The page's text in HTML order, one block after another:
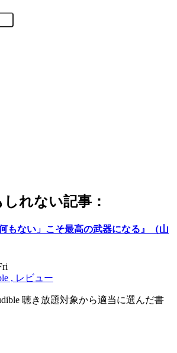
れない記事：
もない」こそ最高の武器になる』（山
, レビュー
聴き放題対象から適当に選んだ書